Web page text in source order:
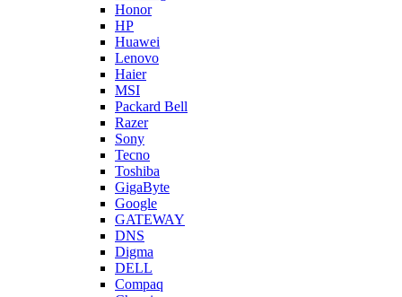
Honor
HP
Huawei
Lenovo
Haier
MSI
Packard Bell
Razer
Sony
Tecno
Toshiba
GigaByte
Google
GATEWAY
DNS
Digma
DELL
Compaq